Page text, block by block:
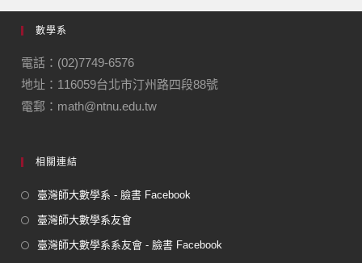
e
b
o
o
k
gr
m
數學系
電話：(02)7749-6576
地址：116059台北市汀州路四段88號
電郵：math@ntnu.edu.tw
相關連結
臺灣師大數學系 - 臉書 Facebook
臺灣師大數學系友會
臺灣師大數學系系友會 - 臉書 Facebook